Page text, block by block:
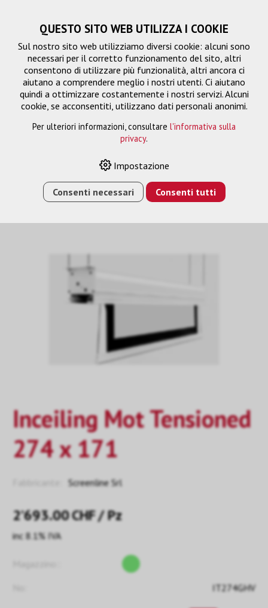
Superfici di proiezione
› E-SHOP › PROIEZIONE ›
SUPERFICI DI
Inceiling Mot Tensioned
274 x 171
Screenline Srl
2’693.00CHF/ Pz
inc 8.1% IVA
IT274GHV
QUESTO SITO WEB UTILIZZA I COOKIE
Sul nostro sito web utilizziamo diversi cookie: alcuni sono
necessari per il corretto funzionamento del sito, altri
consentono di utilizzare più funzionalità, altri ancora ci
aiutano a comprendere meglio i nostri utenti. Ci aiutano
quindi a ottimizzare costantemente i nostri servizi. Alcuni
cookie, se acconsentiti, utilizzano dati personali anonimi.
Per ulteriori informazioni, consultare l'informativa sulla
privacy.
Impostazione
Consenti necessari Consenti tutti